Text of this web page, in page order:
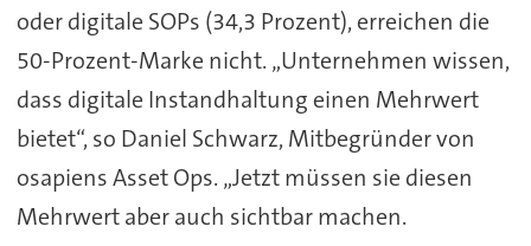
oder digitale SOPs (34,3 Prozent), erreichen die
50-Prozent-Marke nicht. „Unternehmen wissen,
dass digitale Instandhaltung einen Mehrwert
bietet“, so Daniel Schwarz, Mitbegründer von
osapiens Asset Ops. „Jetzt müssen sie diesen
Mehrwert aber auch sichtbar machen.